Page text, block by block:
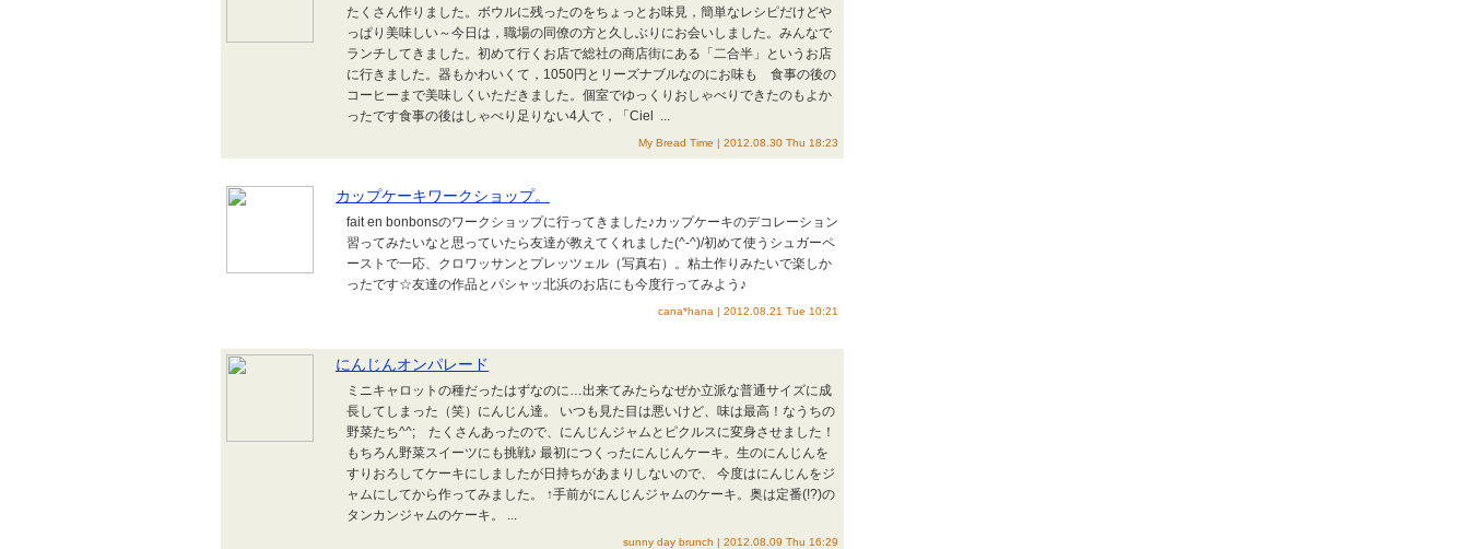
たくさん作りました。ボウルに残ったのをちょっとお味見，簡単なレシピだけどや
っぱり美味しい～今日は，職場の同僚の方と久しぶりにお会いしました。みんなで
ランチしてきました。初めて行くお店で総社の商店街にある「二合半」というお店
に行きました。器もかわいくて，1050円とリーズナブルなのにお味も 食事の後の
コーヒーまで美味しくいただきました。個室でゆっくりおしゃべりできたのもよか
ったです食事の後はしゃべり足りない4人で，「Ciel ...
My Bread Time | 2012.08.30 Thu 18:23
カップケーキワークショップ。
fait en bonbonsのワークショップに行ってきました♪カップケーキのデコレーション
習ってみたいなと思っていたら友達が教えてくれました(^-^)/初めて使うシュガーペ
ーストで一応、クロワッサンとプレッツェル（写真右）。粘土作りみたいで楽しか
ったです☆友達の作品とパシャッ北浜のお店にも今度行ってみよう♪
cana*hana | 2012.08.21 Tue 10:21
にんじんオンパレード
ミニキャロットの種だったはずなのに…出来てみたらなぜか立派な普通サイズに成
長してしまった（笑）にんじん達。 いつも見た目は悪いけど、味は最高！なうちの
野菜たち^^; たくさんあったので、にんじんジャムとピクルスに変身させました！
もちろん野菜スイーツにも挑戦♪ 最初につくったにんじんケーキ。生のにんじんを
すりおろしてケーキにしましたが日持ちがあまりしないので、 今度はにんじんをジ
ャムにしてから作ってみました。 ↑手前がにんじんジャムのケーキ。奥は定番(!?)の
タンカンジャムのケーキ。 ...
sunny day brunch | 2012.08.09 Thu 16:29